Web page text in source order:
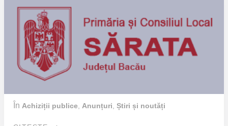
În Achiziții publice Anunțuri Știri și noutăți